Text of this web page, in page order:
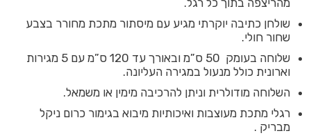
מהריצפה בתוך כל רגל.
שולחן כתיבה יוקרתי מגיע עם מיסתור מתכת מחורר בצבע
שחור חולי.
שלוחה בעומק 50 ס”מ ובאורך עד 120 ס”מ עם 5 מגירות
וארונית כולל מנעול במגירה העליונה.
השלוחה מודולרית וניתן להרכיבה מימין או משמאל.
רגלי מתכת מעוצבות ואיכותיות מיבוא בגימור כרום ניקל
מבריק .